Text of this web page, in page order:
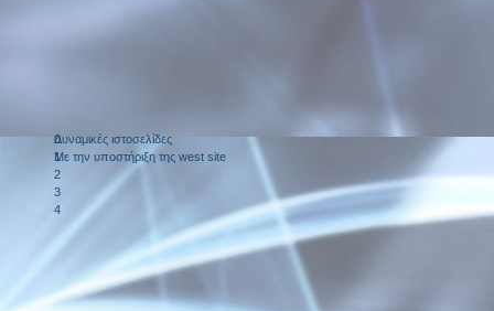
Δυναμικές ιστοσελίδες
Με την υποστήριξη της west site
0
1
2
3
4